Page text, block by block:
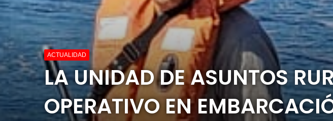
ACTUALIDAD
LA UNIDAD DE ASUNTOS
OPERATIVO EN